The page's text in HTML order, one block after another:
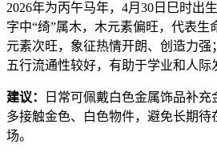
2026年为丙午马年，4月30日巳时出
字中“绮”属木，木元素偏旺，代表生
元素次旺，象征热情开朗、创造力
五行流通性较好，有助于学业和人际
建议：
日常可佩戴白色金属饰品补充
多接触金色、白色物件，避免长期待
场。